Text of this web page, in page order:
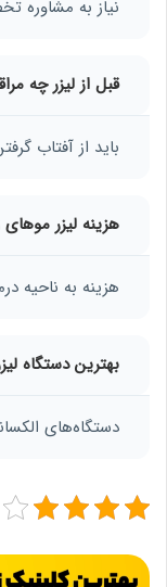
نیاز به مشاوره
قبل از لیزر چه
باید از آفتاب
هزینه لیزر
هزینه به ناحیه
بهترین دستگاه
دستگاه‌های